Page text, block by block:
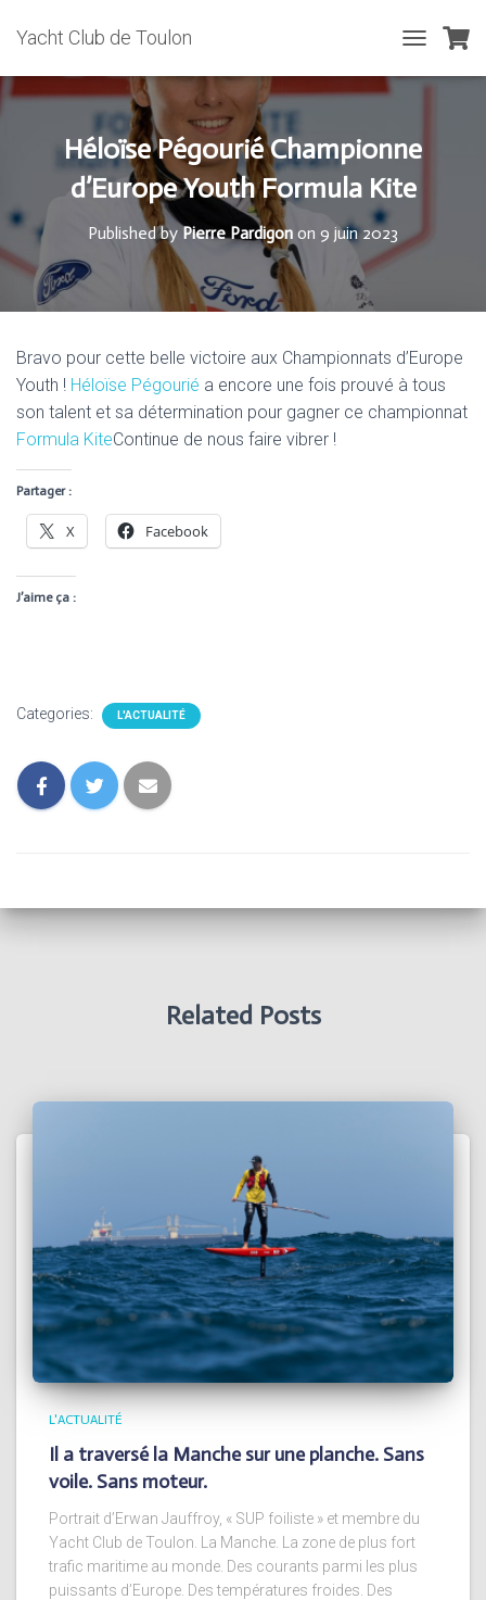
Yacht Club de Toulon
O
E
A
I
N
Héloïse Pégourié Championne
d’Europe Youth Formula Kite
Published byPierre Pardigon on 9 juin 2023
Bravo pour cette belle victoire aux Championnats d’Europe
Youth ! Héloïse Pégourié a encore une fois prouvé à tous
son talent et sa détermination pour gagner ce championnat
Formula KiteContinue de nous faire vibrer !
Partager :
X Facebook
J’aime ça :
Categories: L'ACTUALITÉ
Related Posts
L'ACTUALITÉ
Il a traversé la Manche sur une planche. Sans
voile. Sans moteur.
Portrait d’Erwan Jauffroy, « SUP foiliste » et membre du
Yacht Club de Toulon. La Manche. La zone de plus fort
trafic maritime au monde. Des courants parmi les plus
puissants d’Europe. Des températures froides. Des